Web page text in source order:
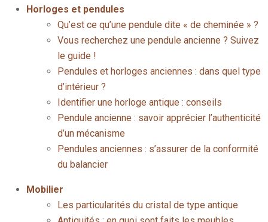
Horloges et pendules
Qu’est ce qu’une pendule dite « de cheminée » ?
Vous recherchez une pendule ancienne ? Suivez
le guide !
Pendules et horloges anciennes : dans quel type
d’intérieur ?
Identifier une horloge antique : conseils
Pendule ancienne : savoir apprécier l’authenticité
d’un mécanisme
Pendules anciennes : s’assurer de la conformité
du balancier
Mobilier
Les particularités du cristal de type antique